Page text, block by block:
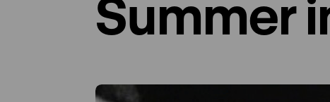
Summer